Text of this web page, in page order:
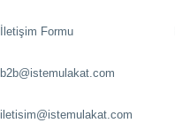
İletişim Formu
b2b@istemulakat.com
iletisim@istemulakat.com